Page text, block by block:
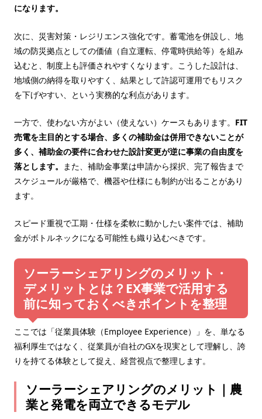
になります。
次に、災害対策・レジリエンス強化です。蓄電池を併設し、地
域の防災拠点としての価値（自立運転、停電時供給等）を組み
込むと、制度上も評価されやすくなります。こうした設計は、
地域側の納得を取りやすく、結果として許認可運用でもリスク
を下げやすい、という実務的な利点があります。
一方で、使わない方がよい（使えない）ケースもあります。 FIT
売電を主目的とする場合、多くの補助金は併用できないことが
多く、補助金の要件に合わせた設計変更が逆に事業の自由度を
落とします。 また、補助金事業は申請から採択、完了報告まで
スケジュールが厳格で、機器や仕様にも制約が出ることがあり
ます。
スピード重視で工期・仕様を柔軟に動かしたい案件では、補助
金がボトルネックになる可能性も織り込むべきです。
ソーラーシェアリングのメリット・
デメリットとは？EX事業で活用する
前に知っておくべきポイントを整理
ここでは「従業員体験（Employee Experience）」を、単なる
福利厚生ではなく、従業員が自社のGXを現実として理解し、誇
りを持てる体験として捉え、経営視点で整理します。
ソーラーシェアリングのメリット｜農
業と発電を両立できるモデル